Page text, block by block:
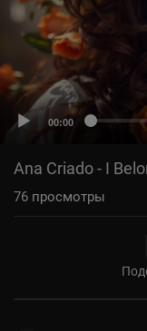
00:00
Ana Criado - I
76 просмотры